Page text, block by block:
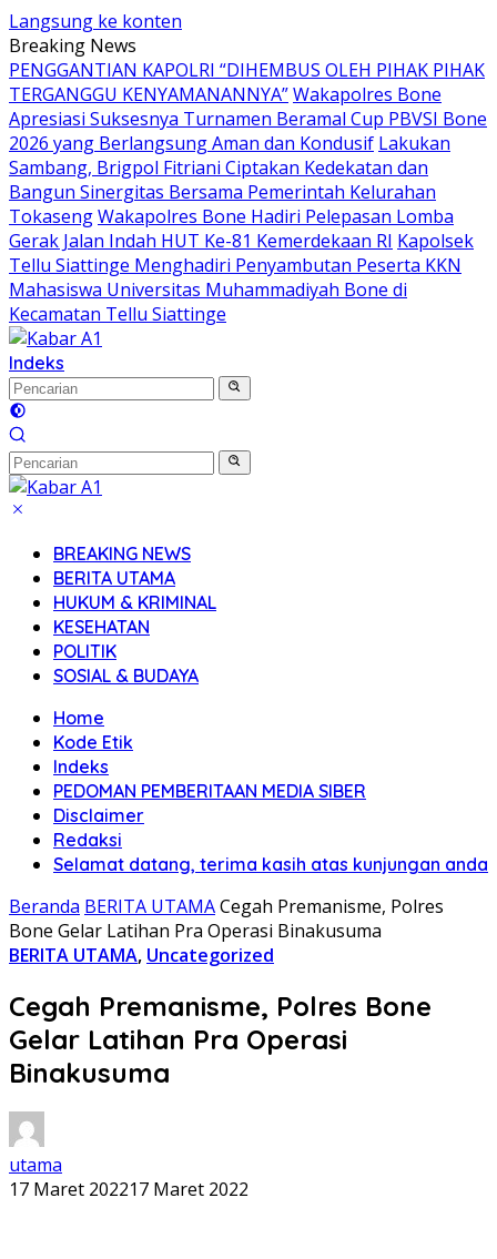
Langsung ke konten
Breaking News
PENGGANTIAN KAPOLRI “DIHEMBUS OLEH PIHAK PIHAK
TERGANGGU KENYAMANANNYA”Wakapolres Bone
Apresiasi Suksesnya Turnamen Beramal Cup PBVSI Bone
2026 yang Berlangsung Aman dan Kondusif Lakukan
Sambang, Brigpol Fitriani Ciptakan Kedekatan dan
Bangun Sinergitas Bersama Pemerintah Kelurahan
TokasengWakapolres Bone Hadiri Pelepasan Lomba
Gerak Jalan Indah HUT Ke-81 Kemerdekaan RI Kapolsek
Tellu Siattinge Menghadiri Penyambutan Peserta KKN
Mahasiswa Universitas Muhammadiyah Bone di
Kecamatan Tellu Siattinge
Indeks
BREAKING NEWS
BERITA UTAMA
HUKUM & KRIMINAL
KESEHATAN
POLITIK
SOSIAL & BUDAYA
Home
Kode Etik
Indeks
PEDOMAN PEMBERITAAN MEDIA SIBER
Disclaimer
Redaksi
Selamat datang, terima kasih atas kunjungan anda
Beranda BERITA UTAMACegah Premanisme, Polres
Bone Gelar Latihan Pra Operasi Binakusuma
BERITA UTAMA, Uncategorized
Cegah Premanisme, Polres Bone
Gelar Latihan Pra Operasi
Binakusuma
utama
17 Maret 202217 Maret 2022